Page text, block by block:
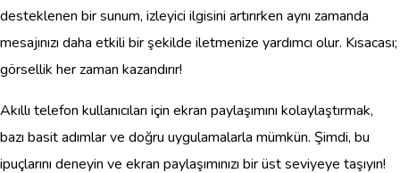
desteklenen bir sunum, izleyici ilgisini artırırken aynı zamanda
mesajınızı daha etkili bir şekilde iletmenize yardımcı olur. Kısacası;
görsellik her zaman kazandırır!
Akıllı telefon kullanıcıları için ekran paylaşımını kolaylaştırmak,
bazı basit adımlar ve doğru uygulamalarla mümkün. Şimdi, bu
ipuçlarını deneyin ve ekran paylaşımınızı bir üst seviyeye taşıyın!